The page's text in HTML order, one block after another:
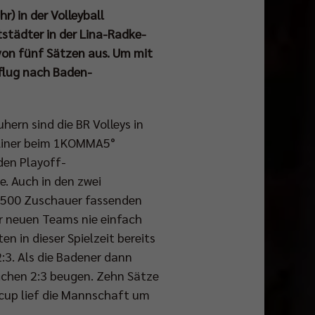
in der Volleyball
in der Lina-Radke-
fünf Sätzen aus. Um mit
nach Baden-
sind die BR Volleys in
beim 1KOMMA5°
Playoff-
Auch in den zwei
Zuschauer fassenden
neuen Teams nie einfach
in dieser Spielzeit bereits
Als die Badener dann
2:3 beugen. Zehn Sätze
lief die Mannschaft um